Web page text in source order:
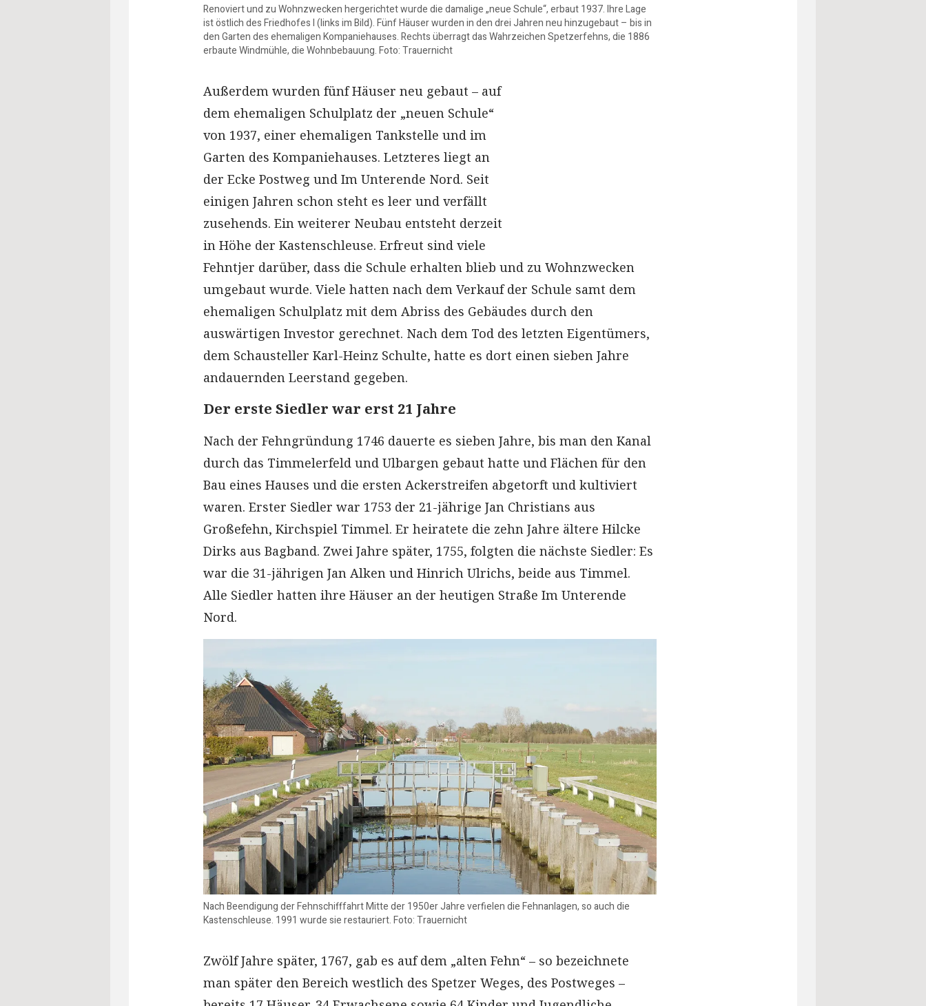
Renoviert und zu Wohnzwecken hergerichtet wurde die damalige „neue Schule“, erbaut 1937. Ihre Lage
ist östlich des Friedhofes I (links im Bild). Fünf Häuser wurden in den drei Jahren neu hinzugebaut – bis in
den Garten des ehemaligen Kompaniehauses. Rechts überragt das Wahrzeichen Spetzerfehns, die 1886
erbaute Windmühle, die Wohnbebauung. Foto: Trauernicht
Außerdem wurden fünf Häuser neu gebaut – auf
dem ehemaligen Schulplatz der „neuen Schule“
von 1937, einer ehemaligen Tankstelle und im
Garten des Kompaniehauses. Letzteres liegt an
der Ecke Postweg und Im Unterende Nord. Seit
einigen Jahren schon steht es leer und verfällt
zusehends. Ein weiterer Neubau entsteht derzeit
in Höhe der Kastenschleuse. Erfreut sind viele
Fehntjer darüber, dass die Schule erhalten blieb und zu Wohnzwecken
umgebaut wurde. Viele hatten nach dem Verkauf der Schule samt dem
ehemaligen Schulplatz mit dem Abriss des Gebäudes durch den
auswärtigen Investor gerechnet. Nach dem Tod des letzten Eigentümers,
dem Schausteller Karl-Heinz Schulte, hatte es dort einen sieben Jahre
andauernden Leerstand gegeben.
Der erste Siedler war erst 21 Jahre
Nach der Fehngründung 1746 dauerte es sieben Jahre, bis man den Kanal
durch das Timmelerfeld und Ulbargen gebaut hatte und Flächen für den
Bau eines Hauses und die ersten Ackerstreifen abgetorft und kultiviert
waren. Erster Siedler war 1753 der 21-jährige Jan Christians aus
Großefehn, Kirchspiel Timmel. Er heiratete die zehn Jahre ältere Hilcke
Dirks aus Bagband. Zwei Jahre später, 1755, folgten die nächste Siedler: Es
war die 31-jährigen Jan Alken und Hinrich Ulrichs, beide aus Timmel.
Alle Siedler hatten ihre Häuser an der heutigen Straße Im Unterende
Nord.
Nach Beendigung der Fehnschifffahrt Mitte der 1950er Jahre verfielen die Fehnanlagen, so auch die
Kastenschleuse. 1991 wurde sie restauriert. Foto: Trauernicht
Zwölf Jahre später, 1767, gab es auf dem „alten Fehn“ – so bezeichnete
man später den Bereich westlich des Spetzer Weges, des Postweges –